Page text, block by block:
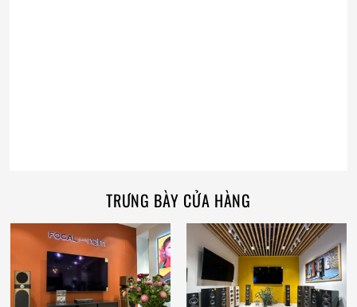
TRƯNG BÀY CỬA HÀNG